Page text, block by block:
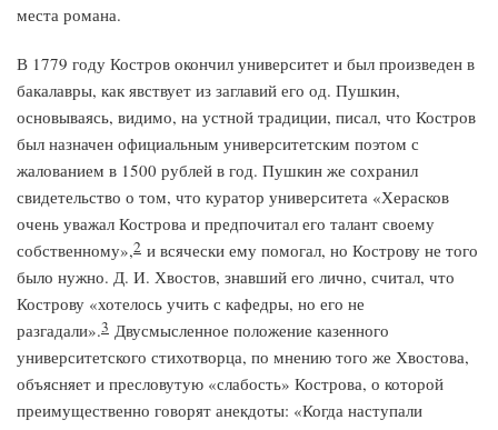
места романа.
В 1779 году Костров окончил университет и был произведен в
бакалавры, как явствует из заглавий его од. Пушкин,
основываясь, видимо, на устной традиции, писал, что Костров
был назначен официальным университетским поэтом с
жалованием в 1500 рублей в год. Пушкин же сохранил
свидетельство о том, что куратор университета «Херасков
очень уважал Кострова и предпочитал его талант своему
собственному»,2 и всячески ему помогал, но Кострову не того
было нужно. Д. И. Хвостов, знавший его лично, считал, что
Кострову «хотелось учить с кафедры, но его не
разгадали».3 Двусмысленное положение казенного
университетского стихотворца, по мнению того же Хвостова,
объясняет и пресловутую «слабость» Кострова, о которой
преимущественно говорят анекдоты: «Когда наступали